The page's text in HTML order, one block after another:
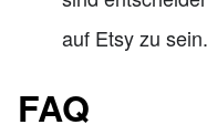
auf Etsy zu sein.
FAQ